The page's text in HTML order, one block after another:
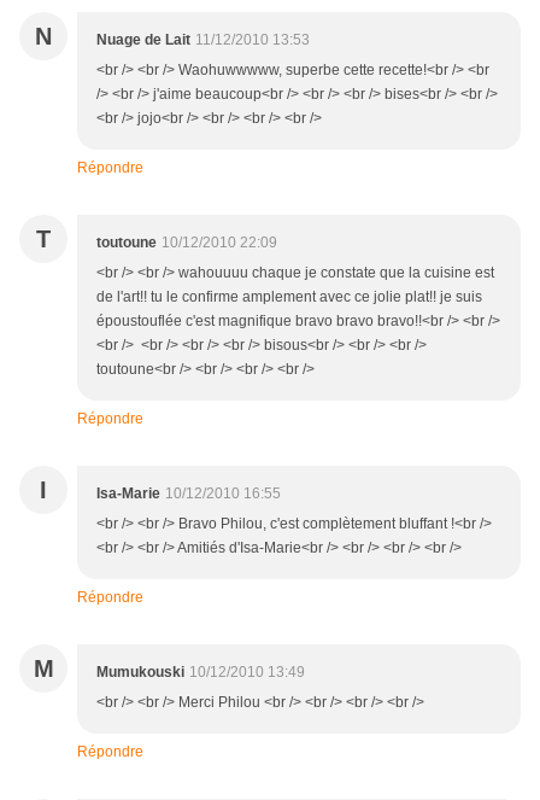
N Nuage de Lait 11/12/2010 13:53
<br /> <br /> Waohuwwwww, superbe cette recette!<br /> <br
/> <br /> j'aime beaucoup<br /> <br /> <br /> bises<br /> <br />
<br /> jojo<br /> <br /> <br /> <br />
Répondre
T toutoune 10/12/2010 22:09
<br /> <br /> wahouuuu chaque je constate que la cuisine est
de l'art!! tu le confirme amplement avec ce jolie plat!! je suis
époustouflée c'est magnifique bravo bravo bravo!!<br /> <br />
<br /> <br /> <br /> <br /> bisous<br /> <br /> <br />
toutoune<br /> <br /> <br /> <br />
Répondre
I Isa-Marie 10/12/2010 16:55
<br /> <br /> Bravo Philou, c'est complètement bluffant !<br />
<br /> <br /> Amitiés d'Isa-Marie<br /> <br /> <br /> <br />
Répondre
M Mumukouski 10/12/2010 13:49
<br /> <br /> Merci Philou <br /> <br /> <br /> <br />
Répondre